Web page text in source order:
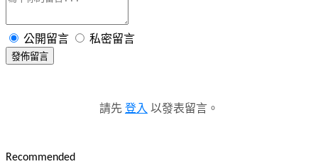
公開留言 私密留言
發佈留言
請先 登入 以發表留言。
Recommended